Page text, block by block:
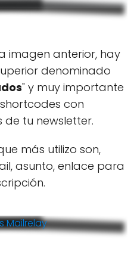
imagen anterior, hay
denominado
" y muy importante
con
tu newsletter.
más utilizo son,
asunto, enlace para